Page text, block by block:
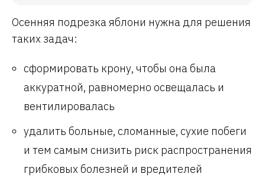
Осенняя подрезка яблони нужна для решения
таких задач:
сформировать крону, чтобы она была
аккуратной, равномерно освещалась и
вентилировалась
удалить больные, сломанные, сухие побеги
и тем самым снизить риск распространения
грибковых болезней и вредителей